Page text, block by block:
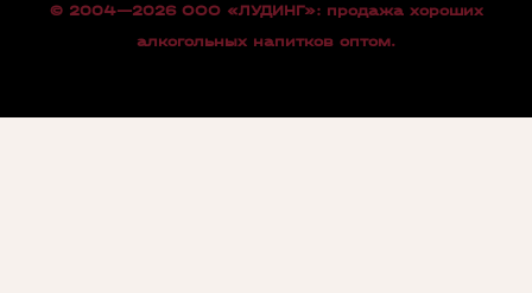
© 2004—2026 OOO «ЛУДИНГ»: продажа хороших
алкогольных напитков оптом.